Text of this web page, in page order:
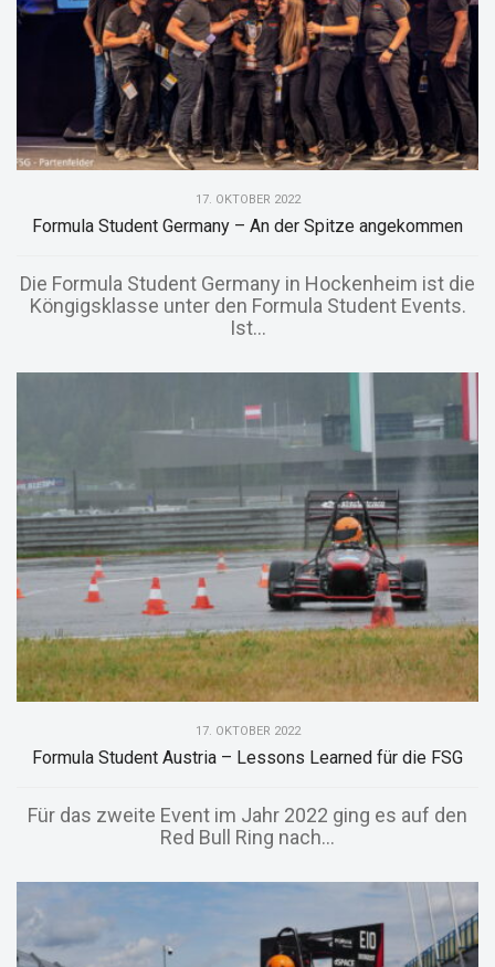
17. OKTOBER 2022
Formula Student Germany – An der Spitze angekommen
Die Formula Student Germany in Hockenheim ist die
Köngigsklasse unter den Formula Student Events.
Ist...
17. OKTOBER 2022
Formula Student Austria – Lessons Learned für die FSG
Für das zweite Event im Jahr 2022 ging es auf den
Red Bull Ring nach...